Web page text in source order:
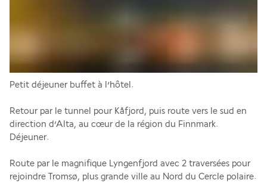
Petit déjeuner buffet à l’hôtel.
Retour par le tunnel pour Kåfjord, puis route vers le sud en
direction d’Alta, au cœur de la région du Finnmark.
Déjeuner.
Route par le magnifique Lyngenfjord avec 2 traversées pour
rejoindre Tromsø, plus grande ville au Nord du Cercle polaire.